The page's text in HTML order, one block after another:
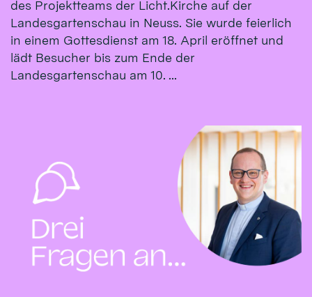
des Projektteams der Licht.Kirche auf der
Landesgartenschau in Neuss. Sie wurde feierlich
in einem Gottesdienst am 18. April eröffnet und
lädt Besucher bis zum Ende der
Landesgartenschau am 10. ...